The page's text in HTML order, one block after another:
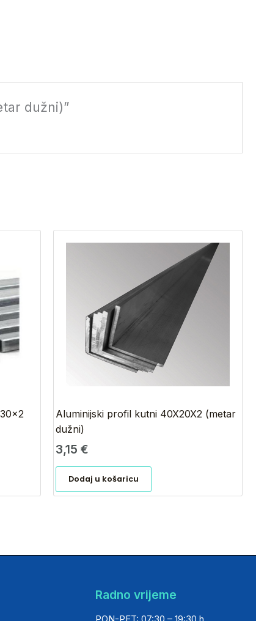
dužni)”
Aluminijski profil kutni 40X20X2 (metar
dužni)
3,15€
Dodaj u košaricu
Radno vrijeme